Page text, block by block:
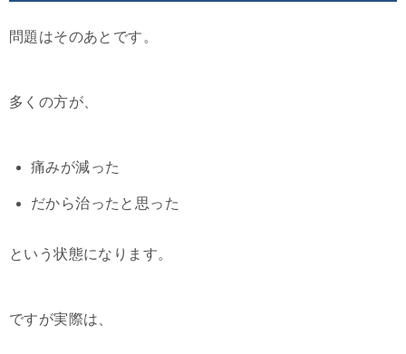
問題はそのあとです。
多くの方が、
痛みが減った
だから治ったと思った
という状態になります。
ですが実際は、